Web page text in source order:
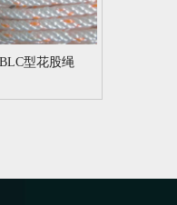
BLC型花股绳